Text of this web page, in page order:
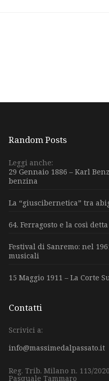
Random Posts
Leggi anche:
29 Gennaio 1886 – Karl
benzina
La “giuscibernetica” tra
64. Ferragosto e la così
Festival di Sanremo: nel
musicali
15 Maggio 1911 – La Corte
Contatti
Scrivici a:
info@massimedalpassato.it
Reg. Trib. Milano n. 113/
Pasquale Tammaro